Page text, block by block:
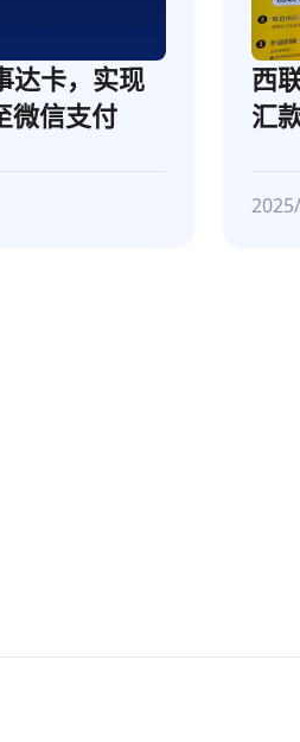
达卡，实现
微信支付
西
汇